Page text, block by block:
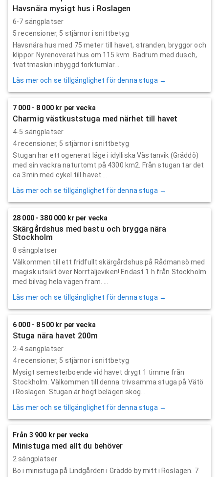
Havsnära mysigt hus i Roslagen
6-7 sängplatser
5 recensioner, 5 stjärnor i snittbetyg
Havsnära hus med 75 meter till havet, stranden, bryggor och
klippor. Nyrenoverat hus om 115 kvm. Badrum med dusch,
tvättmaskin inbyggd torktumlar...
Läs mer och se tillgänglighet för denna stuga →
7 000 - 8 000 kr per vecka
Charmig västkuststuga med närhet till havet
4-5 sängplatser
4recensioner, 5 stjärnor i snittbetyg
Stugan har ett ogenerat läge i idylliska Västanvik (Gräddö)
med sin vackra naturtomt på 4300 km2. Från stugan tar det
ca 3min med cykel till havet....
Läs mer och se tillgänglighet för denna stuga →
28 000 - 380 000 kr per vecka
Skärgårdshus med bastu och brygga nära
Stockholm
8 sängplatser
Välkommen till ett fridfullt skärgårdshus på Rådmansö med
magisk utsikt över Norrtäljeviken! Endast 1 h från Stockholm
med bilväg hela vägen fram. ...
Läs mer och se tillgänglighet för denna stuga →
6 000 - 8 500 kr per vecka
Stuga nära havet 200m
2-4 sängplatser
4recensioner, 5 stjärnor i snittbetyg
Mysigt semesterboende vid havet drygt 1 timme från
Stockholm. Välkommen till denna trivsamma stuga på Vätö
i Roslagen. Stugan är högt belägen skog...
Läs mer och se tillgänglighet för denna stuga →
Från 3 900 kr per vecka
Ministuga med allt du behöver
2 sängplatser
Bo i ministuga på Lindgården i Gräddö by mitt i Roslagen. 7